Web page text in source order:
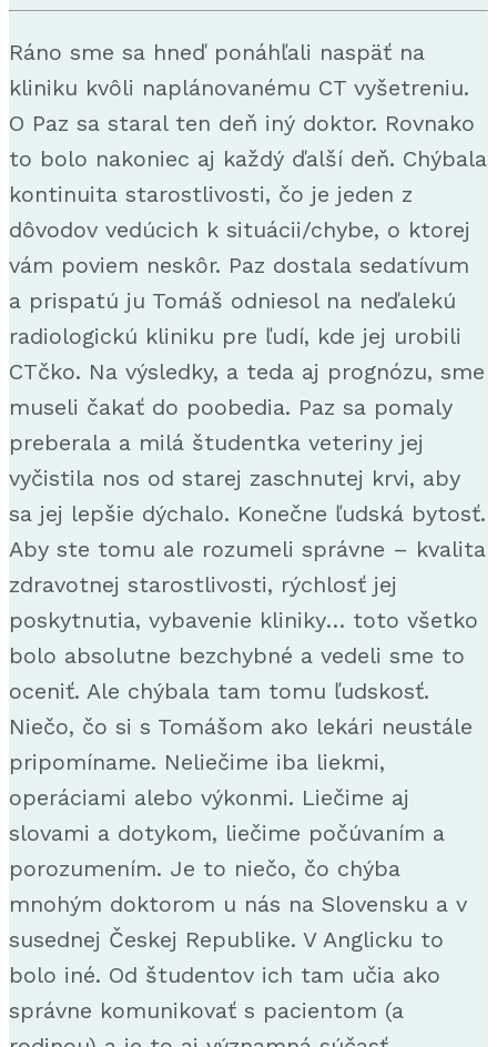
Ráno sme sa hneď ponáhľali naspäť na
kliniku kvôli naplánovanému CT vyšetreniu.
O Paz sa staral ten deň iný doktor. Rovnako
to bolo nakoniec aj každý ďalší deň. Chýbala
kontinuita starostlivosti, čo je jeden z
dôvodov vedúcich k situácii/chybe, o ktorej
vám poviem neskôr. Paz dostala sedatívum
a prispatú ju Tomáš odniesol na neďalekú
radiologickú kliniku pre ľudí, kde jej urobili
CTčko. Na výsledky, a teda aj prognózu, sme
museli čakať do poobedia. Paz sa pomaly
preberala a milá študentka veteriny jej
vyčistila nos od starej zaschnutej krvi, aby
sa jej lepšie dýchalo. Konečne ľudská bytosť.
Aby ste tomu ale rozumeli správne – kvalita
zdravotnej starostlivosti, rýchlosť jej
poskytnutia, vybavenie kliniky… toto všetko
bolo absolutne bezchybné a vedeli sme to
oceniť. Ale chýbala tam tomu ľudskosť.
Niečo, čo si s Tomášom ako lekári neustále
pripomíname. Neliečime iba liekmi,
operáciami alebo výkonmi. Liečime aj
slovami a dotykom, liečime počúvaním a
porozumením. Je to niečo, čo chýba
mnohým doktorom u nás na Slovensku a v
susednej Českej Republike. V Anglicku to
bolo iné. Od študentov ich tam učia ako
správne komunikovať s pacientom (a